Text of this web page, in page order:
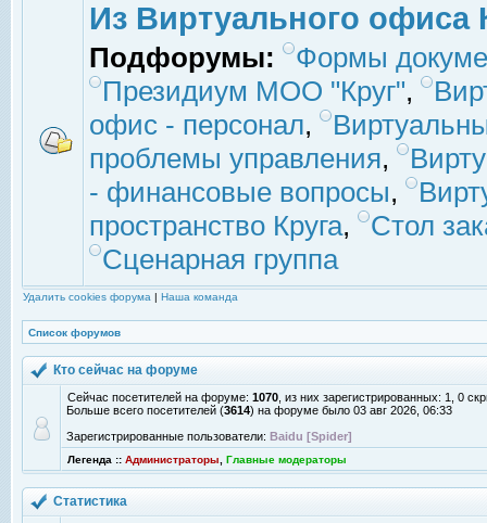
Из Виртуального офиса
Подфорумы:
Формы
Президиум МОО "Круг",
офис - персонал,
проблемы управления,
- финансовые вопросы,
пространство Круга,
Стол
Сценарная группа
Удалить cookies форума | Наша команда
Список форумов
Кто сейчас на форуме
Сейчас посетителей на форуме: 1070 , из них зарегистрированных: 1, 0
Больше всего посетителей (3614) на форуме было 03 авг 2026, 06:33
Зарегистрированные пользователи: Baidu [Spider]
Легенда :: Администраторы Главные модераторы
Статистика